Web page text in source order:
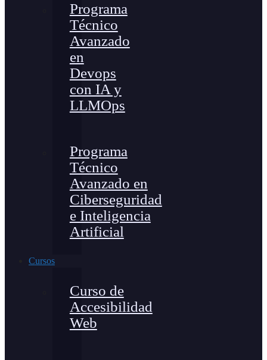
Programa
Técnico
Avanzado
en
Devops
con IA y
LLMOps
Programa
Técnico
Avanzado en
Ciberseguridad
e Inteligencia
Artificial
Cursos
Curso de
Accesibilidad
Web